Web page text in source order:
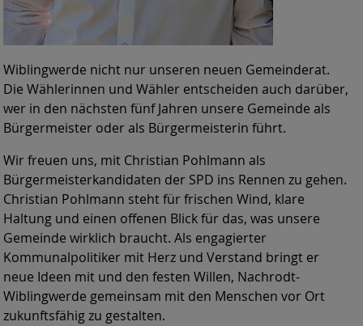
Wiblingwerde nicht nur unseren neuen Gemeinderat.
Die Wählerinnen und Wähler entscheiden auch darüber,
wer in den nächsten fünf Jahren unsere Gemeinde als
Bürgermeister oder als Bürgermeisterin führt.
Wir freuen uns, mit Christian Pohlmann als
Bürgermeisterkandidaten der SPD ins Rennen zu gehen.
Christian Pohlmann steht für frischen Wind, klare
Haltung und einen offenen Blick für das, was unsere
Gemeinde wirklich braucht. Als engagierter
Kommunalpolitiker mit Herz und Verstand bringt er
neue Ideen mit und den festen Willen, Nachrodt-
Wiblingwerde gemeinsam mit den Menschen vor Ort
zukunftsfähig zu gestalten.